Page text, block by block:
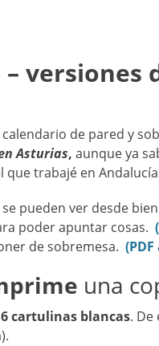
versiones
de pared y
Asturias, aunque ya
que trabajé en
pueden ver desde
poder apuntar cosas.
de sobremesa. (
una
cartulinas blancas. De